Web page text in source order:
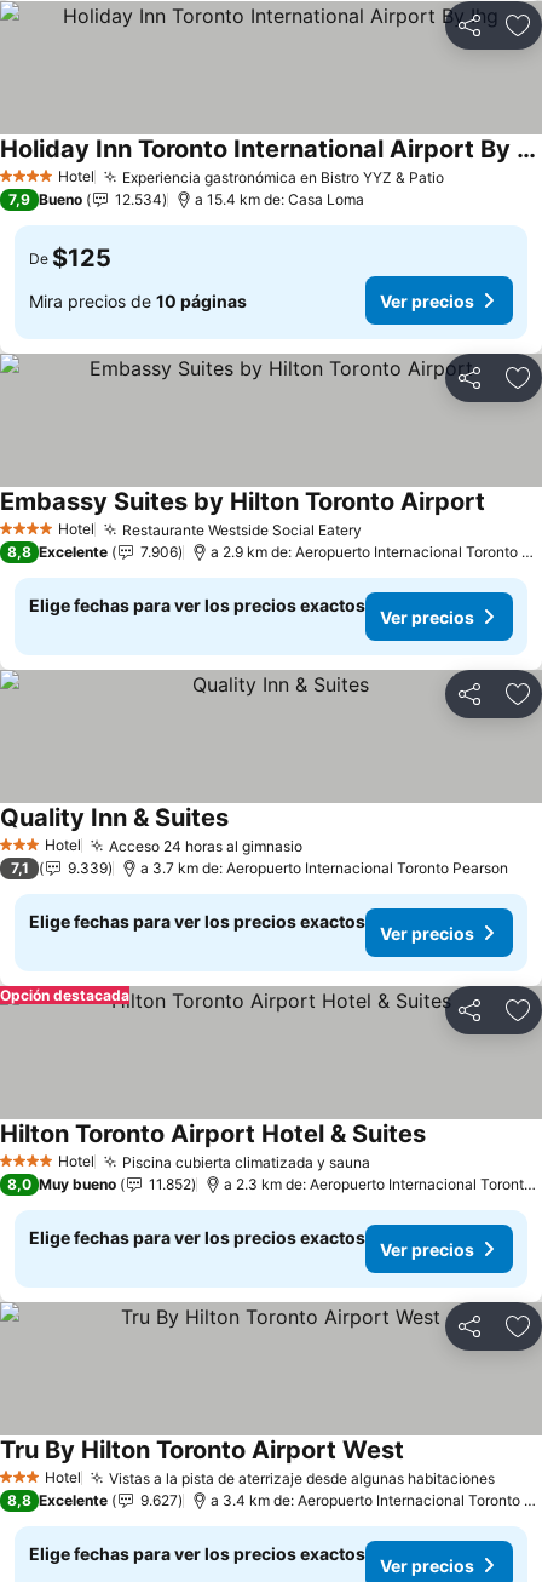
Compartir
4 EstrellasHotel Experiencia gastronómica en Bistro YYZ & Patio
Holiday Inn Toronto International Airport By Ihg
7,9 Bueno 12.534 a 15.4 km de: Casa Loma
De $125
Mira precios de 10 páginas Ver precios
Compartir
4 EstrellasHotel Restaurante Westside Social Eatery
Embassy Suites by Hilton Toronto Airport
8,8 Excelente 7.906 a 2.9 km de: Aeropuerto Internacional Toronto Pearson
Elige fechas para ver los precios exactos
Ver precios
Compartir
3 Estrellas
Hotel Acceso 24 horas al gimnasio
Quality Inn & Suites
7,1 9.339 a 3.7 km de: Aeropuerto Internacional Toronto Pearson
Elige fechas para ver los precios exactos
Ver precios
Compartir
Opción destacada
4 EstrellasHotel Piscina cubierta climatizada y sauna
Hilton Toronto Airport Hotel & Suites
8,0 Muy bueno 11.852 a 2.3 km de: Aeropuerto Internacional Toronto Pearson
Elige fechas para ver los precios exactos
Ver precios
Compartir
3 Estrellas
Hotel Vistas a la pista de aterrizaje desde algunas habitaciones
Tru By Hilton Toronto Airport West
8,8 Excelente 9.627 a 3.4 km de: Aeropuerto Internacional Toronto Pearson
Elige fechas para ver los precios exactos
Ver precios